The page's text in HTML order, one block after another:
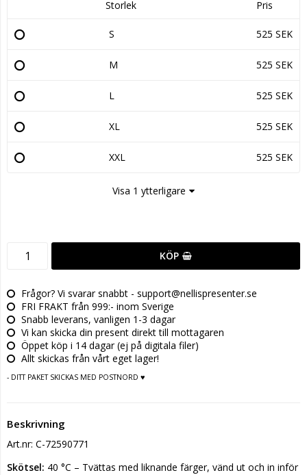
Storlek Pris
S 525 SEK
M 525 SEK
L 525 SEK
XL 525 SEK
XXL 525 SEK
Visa 1 ytterligare
KÖP
Frågor? Vi svarar snabbt - support@nellispresenter.se
FRI FRAKT från 999:- inom Sverige
Snabb leverans, vanligen 1-3 dagar
Vi kan skicka din present direkt till mottagaren
Öppet köp i 14 dagar (ej på digitala filer)
Allt skickas från vårt eget lager!
- DITT PAKET SKICKAS MED POSTNORD ♥
Beskrivning
Art.nr: C-72590771
Skötsel: 40 °C – Tvättas med liknande färger, vänd ut och in inför